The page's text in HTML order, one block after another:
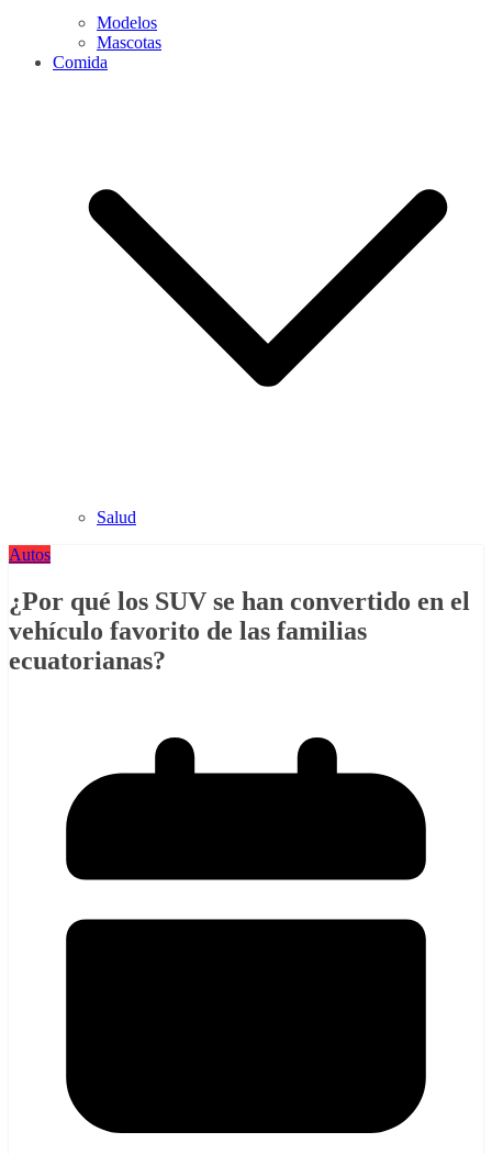
Modelos
Mascotas
Comida
Salud
Autos
¿Por qué los SUV se han convertido en el
vehículo favorito de las familias
ecuatorianas?